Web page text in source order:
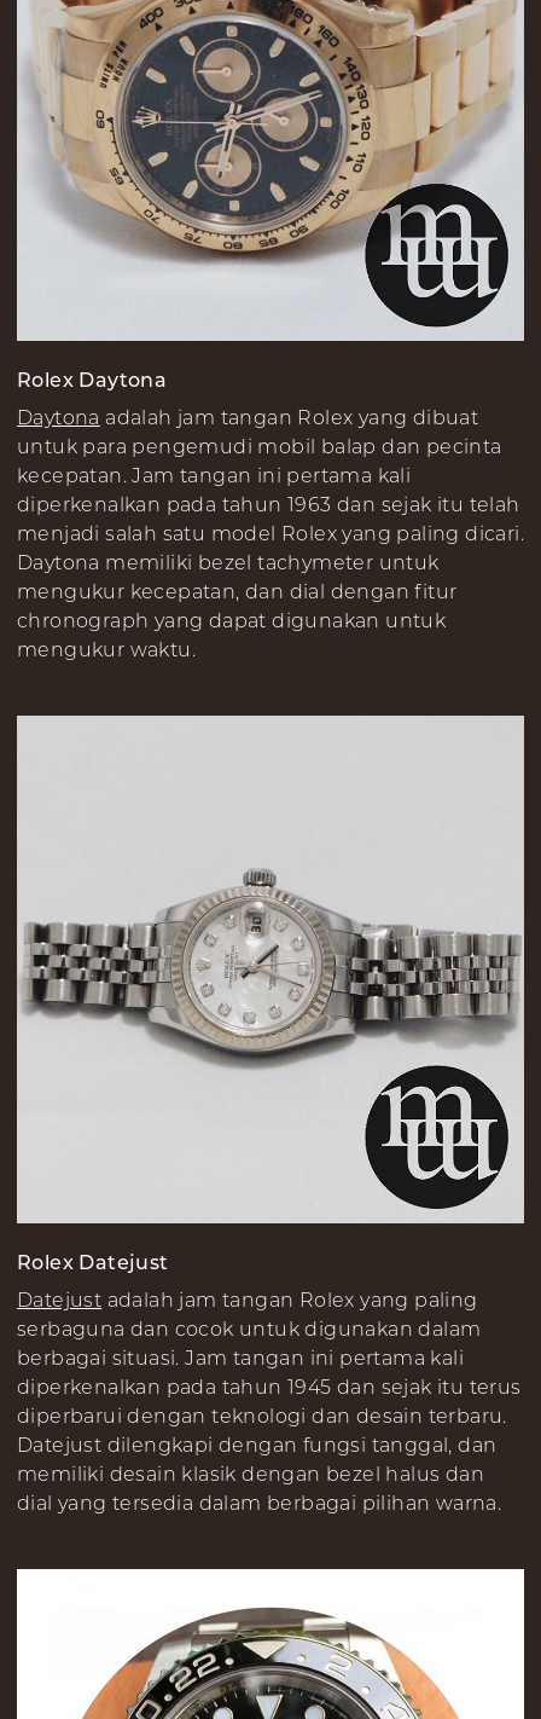
Rolex Daytona
Daytona adalah jam tangan Rolex yang dibuat
untuk para pengemudi mobil balap dan pecinta
kecepatan. Jam tangan ini pertama kali
diperkenalkan pada tahun 1963 dan sejak itu telah
menjadi salah satu model Rolex yang paling dicari.
Daytona memiliki bezel tachymeter untuk
mengukur kecepatan, dan dial dengan fitur
chronograph yang dapat digunakan untuk
mengukur waktu.
Rolex Datejust
Datejust adalah jam tangan Rolex yang paling
serbaguna dan cocok untuk digunakan dalam
berbagai situasi. Jam tangan ini pertama kali
diperkenalkan pada tahun 1945 dan sejak itu terus
diperbarui dengan teknologi dan desain terbaru.
Datejust dilengkapi dengan fungsi tanggal, dan
memiliki desain klasik dengan bezel halus dan
dial yang tersedia dalam berbagai pilihan warna.